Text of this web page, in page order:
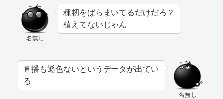
名無し
種籾をばらまいてるだけだろ？
植えてないじゃん
名無し
直播も遜色ないというデータが出てい
る